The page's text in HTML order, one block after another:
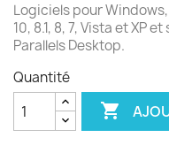
Logiciels pour
10, 8.1, 8, 7, Vista et XP
Parallels Desktop.
Quantité
